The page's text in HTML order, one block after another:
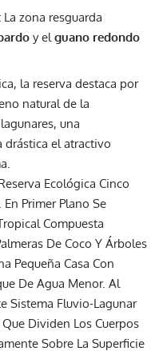
La zona resguarda
y elguano redondo
la reserva destaca por
natural de la
una
drástica el atractivo